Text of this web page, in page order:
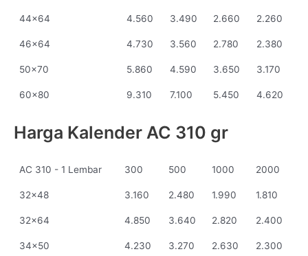
44x64 4.560 3.490 2.660 2.260
46x64 4.730 3.560 2.780 2.380
50x70 5.860 4.590 3.650 3.170
60x80 9.310 7.100 5.450 4.620
Harga Kalender AC 310 gr
AC 310 - 1 Lembar 300 500 1000 2000
32x48 3.160 2.480 1.990 1.810
32x64 4.850 3.640 2.820 2.400
34x50 4.230 3.270 2.630 2.300